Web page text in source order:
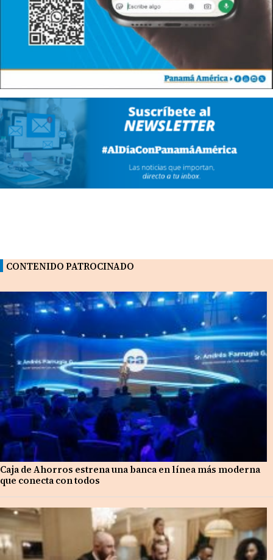
CONTENIDO PATROCINADO
Caja de Ahorros estrena una banca en línea más moderna
que conecta con todos